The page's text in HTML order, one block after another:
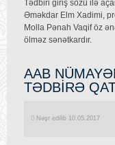
Tədbiri giriş sözü ilə
Əməkdar Elm Xadimi,
Molla Pənah Vaqif öz
ölməz sənətkardır.
AAB
TƏDBİRƏ
Nəşr edilib 10.05.2017